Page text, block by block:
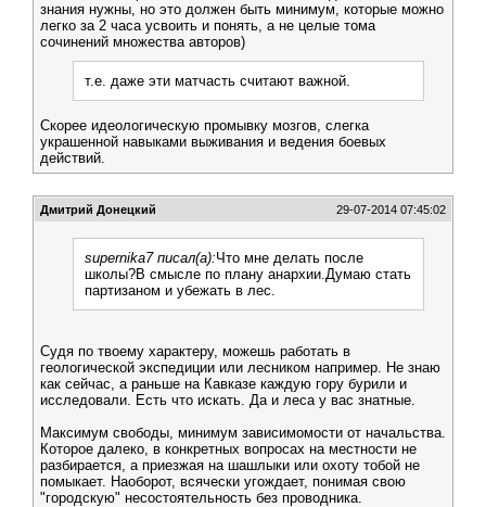
знания нужны, но это должен быть минимум, которые можно
легко за 2 часа усвоить и понять, а не целые тома
сочинений множества авторов)
т.е. даже эти матчасть считают важной.
Скорее идеологическую промывку мозгов, слегка
украшенной навыками выживания и ведения боевых
действий.
Дмитрий Донецкий 29-07-2014 07:45:02
supernika7 писал(а):Что мне делать после
школы?В смысле по плану анархии.Думаю стать
партизаном и убежать в лес.
Судя по твоему характеру, можешь работать в
геологической экспедиции или лесником например. Не знаю
как сейчас, а раньше на Кавказе каждую гору бурили и
исследовали. Есть что искать. Да и леса у вас знатные.
Максимум свободы, минимум зависимомости от начальства.
Которое далеко, в конкретных вопросах на местности не
разбирается, а приезжая на шашлыки или охоту тобой не
помыкает. Наоборот, всячески угождает, понимая свою
"городскую" несостоятельность без проводника.